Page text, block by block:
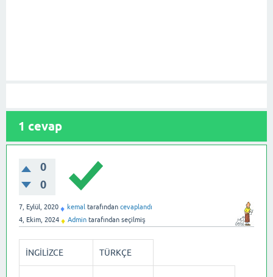
1 cevap
0
0
7, Eylül, 2020 ♦ kemal tarafından cevaplandı
4, Ekim, 2024 ♦ Admin tarafından seçilmiş
İNGİLİZCE TÜRKÇE